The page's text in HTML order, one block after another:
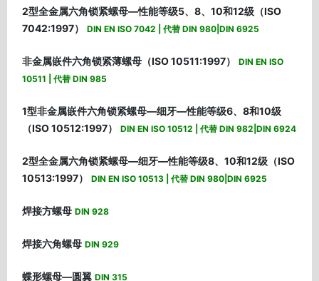
2型全金属六角锁紧螺母—性能等级5、8、10和12级（ISO
7042:1997）
DIN EN ISO 7042 | 代替 DIN 980|DIN 6925
非金属嵌件六角锁紧薄螺母（ISO 10511:1997）
DIN EN ISO
10511 | 代替 DIN 985
1型非金属嵌件六角锁紧螺母—细牙—性能等级6、8和10级
（ISO 10512:1997）
DIN EN ISO 10512 | 代替 DIN 982|DIN 6924
2型全金属六角锁紧螺母—细牙—性能等级8、10和12级（ISO
10513:1997）
DIN EN ISO 10513 | 代替 DIN 980|DIN 6925
焊接方螺母 DIN 928
焊接六角螺母 DIN 929
蝶形螺母—圆翼 DIN 315